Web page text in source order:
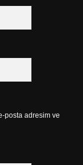
posta adresim ve